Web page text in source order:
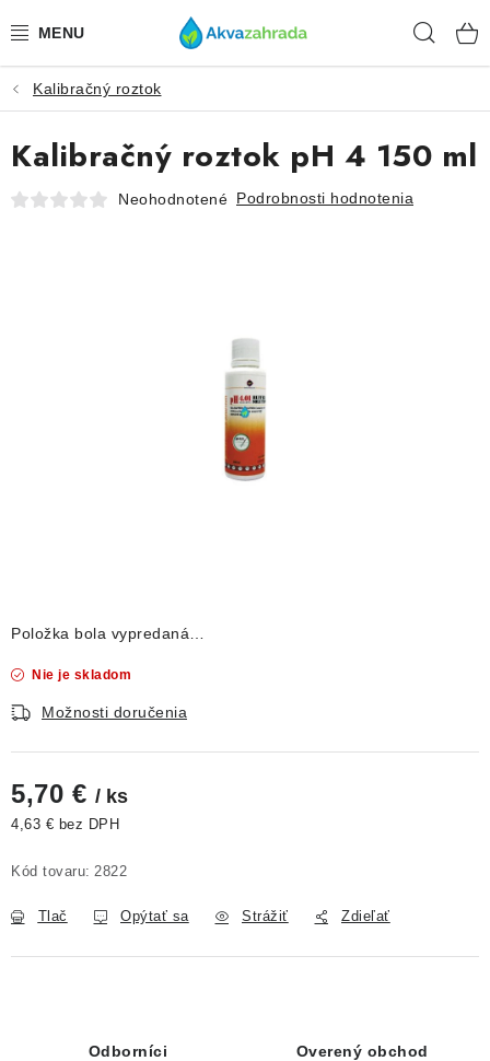
na
TECHNIKA
HNOJIVÁ
VODA
O nás Doprava a platba
Moja objednávka
Kalibračný roztok
Položka bola vypredaná…
Nie je skladom
Možnosti doručenia
5,70 € / ks
4,63 € bez DPH
Kód tovaru: 2822
Tlač Opýtať sa Strážiť Zdieľať
Kalibračný roztok pH 4 150 ml
Neohodnotené Podrobnosti hodnotenia
Odborníci Overený obchod